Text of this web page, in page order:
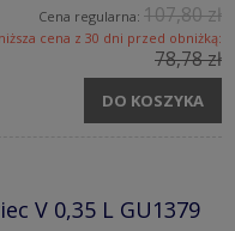
Cena regularna: 107,80 zł
cena z 30 dni przed obniżką:
78,78 zł
DO KOSZYKA
V 0,35 L GU1379